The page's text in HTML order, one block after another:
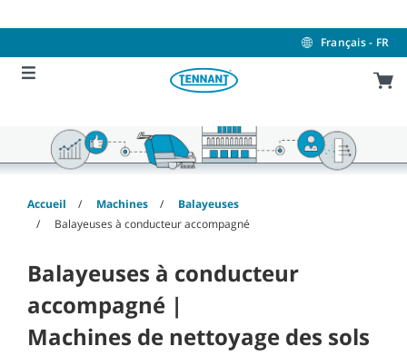
to
to
menu
Français - FR
Accueil Machines
Balayeuses
Balayeuses à conducteur accompagné
Balayeuses à conducteur
accompagné |
Machines de nettoyage des sols